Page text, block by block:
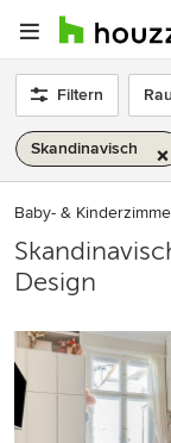
Filtern
Skandinavisch
Baby- &
Design